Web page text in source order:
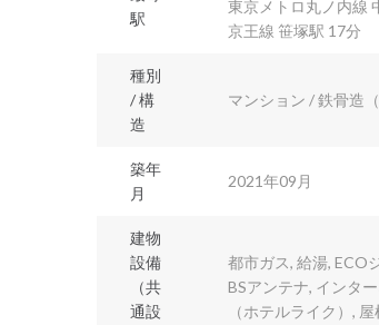
駅
東京メトロ丸ノ内線
京王線 笹塚駅 17分
種別
/ 構
造
マンション / 鉄骨造（
築年
月
2021年09月
建物
設備
（共
通設
都市ガス, 給湯, ECO
BSアンテナ, インタ
（ホテルライク）,